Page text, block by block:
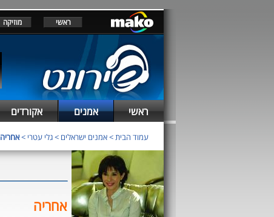
ראשי מוזיקה
ראשי אמנים אקורדים
עמוד הבית>אמנים ישראלים >גלי עטרי >אחריה
אחריה